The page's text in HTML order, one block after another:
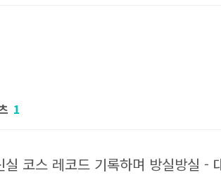
1
실 코스 레코드 기록하며 방실방실 -